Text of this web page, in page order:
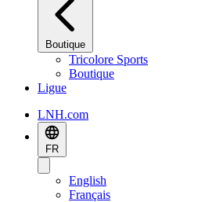
Boutique
Tricolore Sports
Boutique
Ligue
LNH.com
FR
English
Français